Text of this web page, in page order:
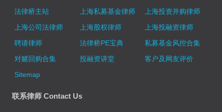
法律桥主站
上海私募基金律师
上海投资并购律师
上海公司法律师
上海股权律师
上海投融资律师
聘请律师
法律桥PE宝典
私募基金风控合集
对赌回购合集
投融资讲堂
客户及网友评价
Sitemap
联系律师 Contact Us